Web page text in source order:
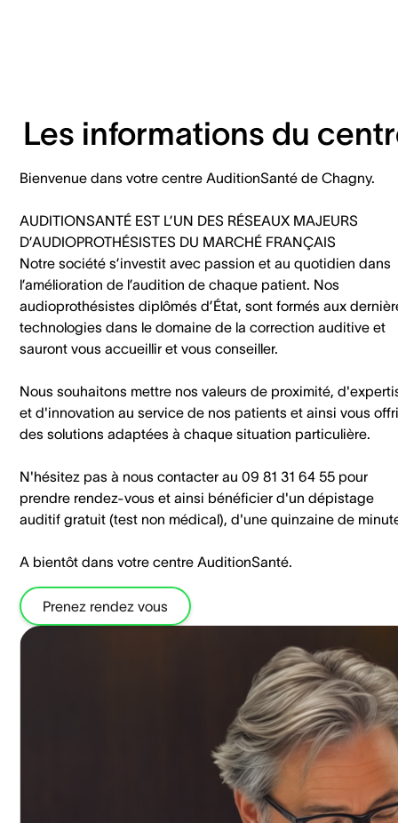
Les informations du
Bienvenue dans votre centre AuditionSanté de Chagny.
AUDITIONSANTÉ EST L’UN DES RÉSEAUX MAJEURS
D’AUDIOPROTHÉSISTES DU MARCHÉ FRANÇAIS
Notre société s’investit avec passion et au quotidien dans
l’amélioration de l’audition de chaque patient. Nos
audioprothésistes diplômés d’État, sont formés aux
technologies dans le domaine de la correction auditive et
sauront vous accueillir et vous conseiller.
Nous souhaitons mettre nos valeurs de proximité,
et d'innovation au service de nos patients et ainsi vous
des solutions adaptées à chaque situation particulière.
N'hésitez pas à nous contacter au 09 81 31 64 55 pour
prendre rendez-vous et ainsi bénéficier d'un dépistage
auditif gratuit (test non médical), d'une quinzaine de
A bientôt dans votre centre AuditionSanté.
Prenez rendez vous